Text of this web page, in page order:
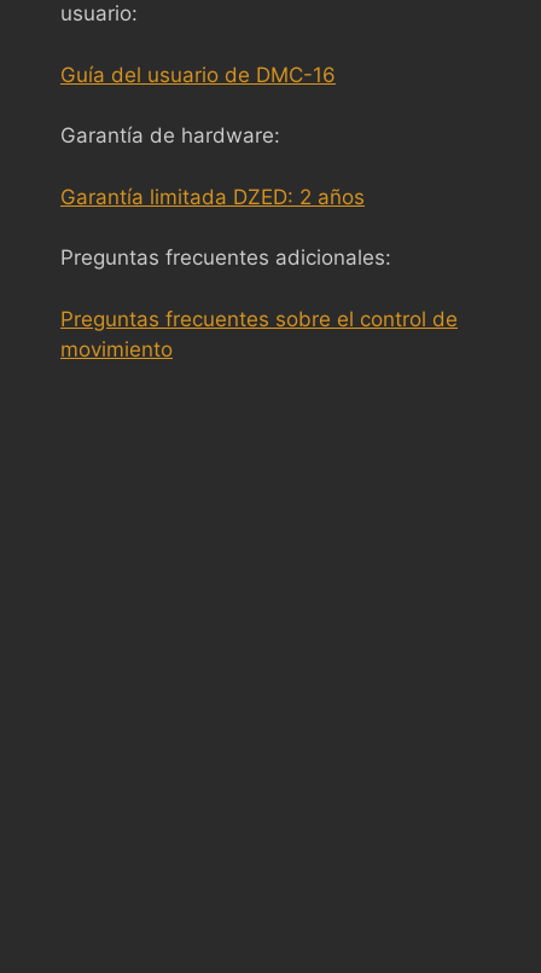
usuario:
Guía del usuario de DMC-16
Garantía de hardware:
Garantía limitada DZED: 2 años
Preguntas frecuentes adicionales:
Preguntas frecuentes sobre el control de
movimiento